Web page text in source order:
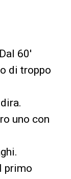
60′
di troppo
uno con
primo